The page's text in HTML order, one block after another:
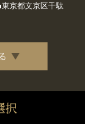
京都文京区千駄
択